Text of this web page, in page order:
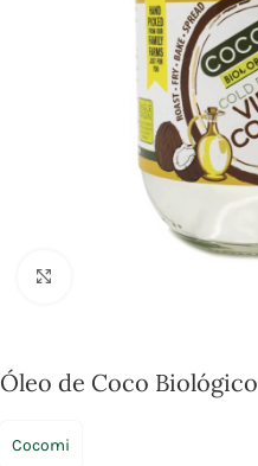
Óleo de Coco Biológico
Cocomi